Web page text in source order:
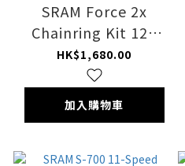
SRAM Force 2x
Chainring Kit 12S
DM 齒片
HK$1,680.00
加入購物車